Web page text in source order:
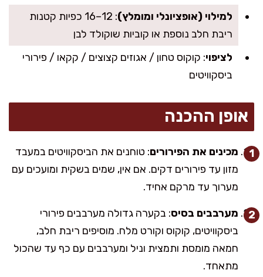
למילוי (אופציונלי ומומלץ)
: 12–16 כפיות קטנות
ריבת חלב נוספת או קוביות שוקולד לבן
לציפוי: קוקוס טחון / אגוזים קצוצים / קקאו / פירורי
ביסקוויטים
אופן ההכנה
מכינים את הפירורים: טוחנים את הביסקוויטים במעבד
מזון עד פירורים דקים. אם אין, שמים בשקית ומועכים עם
מערוך עד מרקם אחיד.
מערבבים בסיס: בקערה גדולה מערבבים פירורי
ביסקוויטים, קוקוס וקורט מלח. מוסיפים ריבת חלב,
חמאה מומסת ותמצית וניל ומערבבים עם כף עד שהכול
מתאחד.